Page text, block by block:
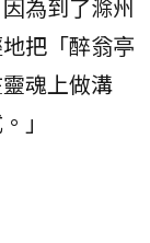
為到了滁州
把「醉翁亭
魂上做溝
」